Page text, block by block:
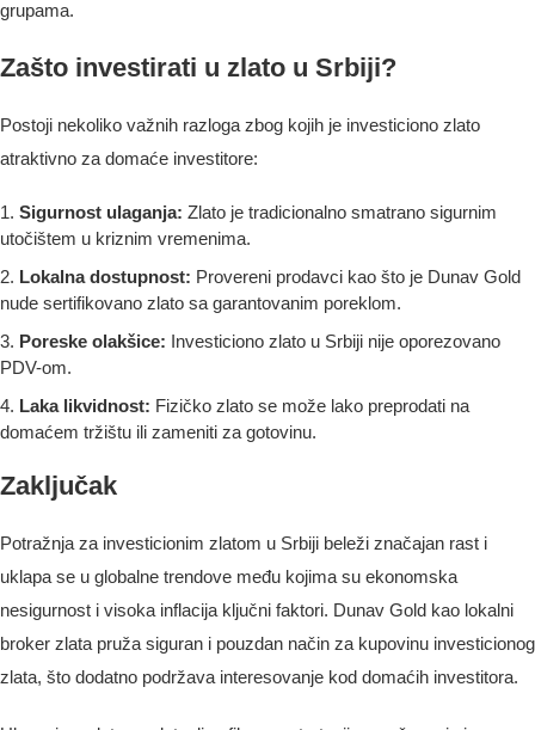
grupama.
Zašto investirati u zlato u Srbiji?
Postoji nekoliko važnih razloga zbog kojih je investiciono zlato
atraktivno za domaće investitore:
Sigurnost ulaganja: Zlato je tradicionalno smatrano sigurnim
utočištem u kriznim vremenima.
Lokalna dostupnost: Provereni prodavci kao što je Dunav Gold
nude sertifikovano zlato sa garantovanim poreklom.
Poreske olakšice: Investiciono zlato u Srbiji nije oporezovano
PDV-om.
Laka likvidnost: Fizičko zlato se može lako preprodati na
domaćem tržištu ili zameniti za gotovinu.
Zaključak
Potražnja za investicionim zlatom u Srbiji beleži značajan rast i
uklapa se u globalne trendove među kojima su ekonomska
nesigurnost i visoka inflacija ključni faktori. Dunav Gold kao lokalni
broker zlata pruža siguran i pouzdan način za kupovinu investicionog
zlata, što dodatno podržava interesovanje kod domaćih investitora.